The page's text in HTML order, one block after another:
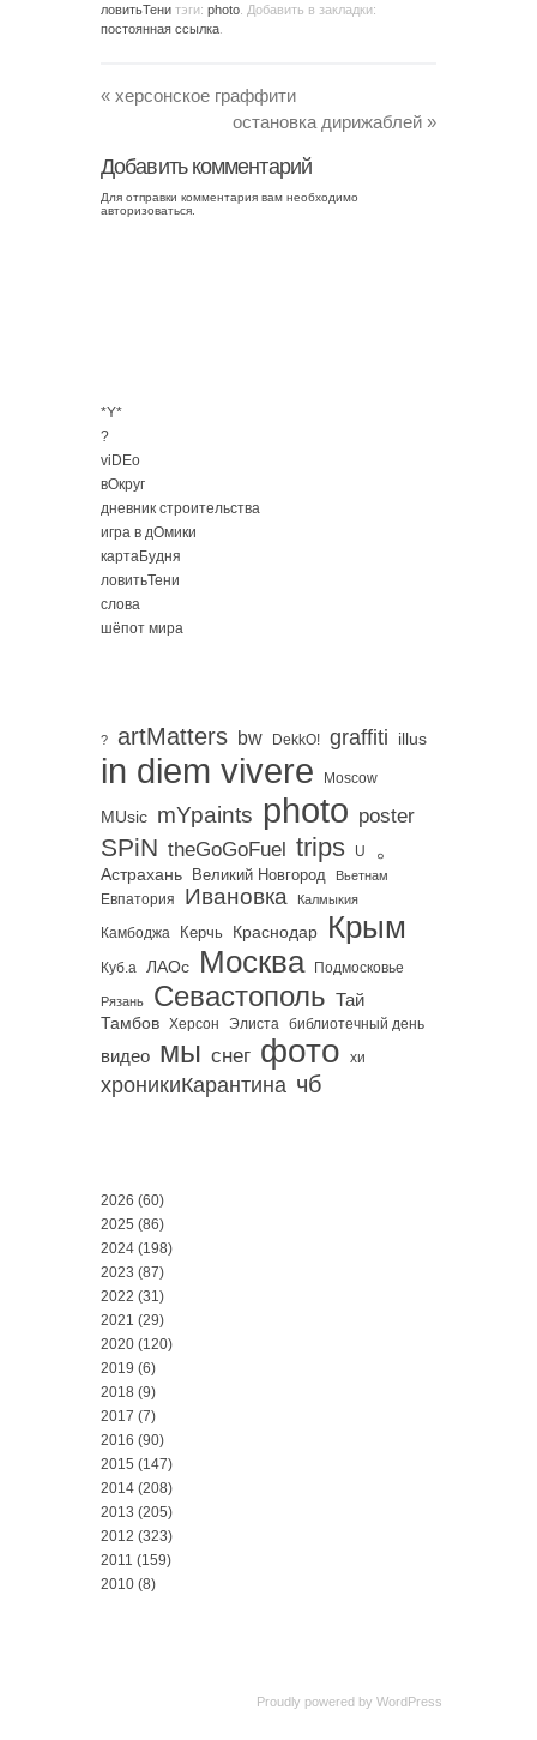
ловитьТени тэги: photo . Добавить в закладки:
постоянная ссылка
« херсонское граффити
остановка дирижаблей »
Добавить комментарий
Для отправки комментария вам необходимо
авторизоваться
*Y*
?
viDEo
вОкруг
дневник строительства
игра в дОмики
картаБудня
ловитьТени
слова
шёпот мира
? artMatters bw DekkO! graffiti illus
in diem vivere Moscow
MUsic mYpaints photo poster
SPiN theGoGoFuel trips U 。
Астрахань Великий Новгород Вьетнам
Евпатория Ивановка Калмыкия
Камбоджа Керчь Краснодар Крым
Куб.а ЛАОс Москва Подмосковье
Рязань Севастополь Тай
Тамбов Херсон Элиста библиотечный день
видео мы снег фото хи
хроникиКарантина чб
2026 (60)
2025 (86)
2024 (198)
2023 (87)
2022 (31)
2021 (29)
2020 (120)
2019 (6)
2018 (9)
2017 (7)
2016 (90)
2015 (147)
2014 (208)
2013 (205)
2012 (323)
2011 (159)
2010 (8)
Proudly powered by WordPress